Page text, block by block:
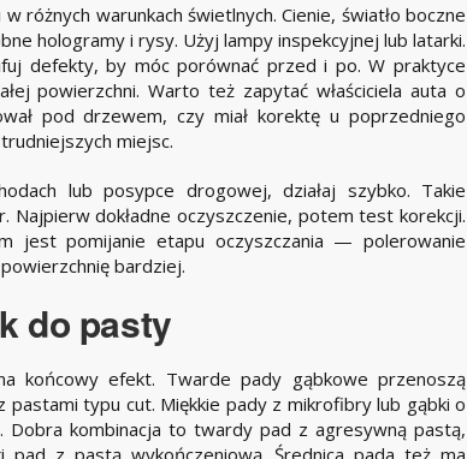
różnych warunkach świetlnych. Cienie, światło boczne
hologramy i rysy. Użyj lampy inspekcyjnej lub latarki.
defekty, by móc porównać przed i po. W praktyce
powierzchni. Warto też zapytać właściciela auta o
pod drzewem, czy miał korektę u poprzedniego
miejsc.
lub posypce drogowej, działaj szybko. Takie
Najpierw dokładne oczyszczenie, potem test korekcji.
jest pomijanie etapu oczyszczania — polerowanie
bardziej.
do pasty
końcowy efekt. Twarde pady gąbkowe przenoszą
pastami typu cut. Miękkie pady z mikrofibry lub gąbki o
Dobra kombinacja to twardy pad z agresywną pastą,
z pastą wykończeniową. Średnica pada też ma